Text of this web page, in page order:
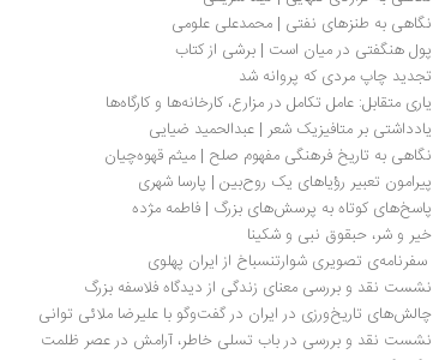
نگاهی به طنزهای نفتی | محمدعلی علومی
پول هنگفتی در میان است | برشی از کتاب
تجدید چاپ مردی که پروانه شد
یاری متقابل: عامل تکامل در مزارع، کارخانه‌ها و کارگاه‌ها
یادداشتی بر متافیزیک شعر | عبدالحمید ضیایی
نگاهی به تاریخ فرهنگی مفهوم صلح | میثم قهوه‌چیان
پیرامون تعبیر رؤیاهای یک روح‌بین | پارسا شهری
پاسخ‌های کوتاه به پرسش‌های بزرگ | فاطمه مژده
خیر و شر، حبقوق نبی و شکینا
سفرنامه‌ی تصویری شوارتنسباخ از ایران پهلوی
نشست نقد و بررسی معنای زندگی از دیدگاه فلاسفه بزرگ
چالش‌های تاریخ‌ورزی در ایران در گفت‌وگو با علیرضا ملائی توانی
نشست نقد و بررسی در باب تسلی خاطر، آرامش در عصر ظلمت